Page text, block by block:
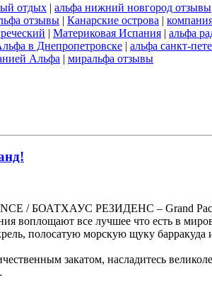
отдых | альфа нижний новгород отзывы
отзывы | Канарские острова |
| Материковая Испания | альфа
в Днепропетровске | альфа санкт-
Альфа | миральфа отзывы
/ БОАТХАУС РЕЗИДЕНС – Grand
воплощают все лучшее что есть в
полосатую морскую щуку барракуда
закатом, насладитесь